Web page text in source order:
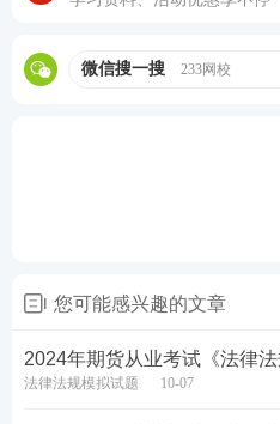
通过刷题，加深巩固，掌
微信搜一搜 233网校
您可能感兴趣的文章
2024年期货从业考试《法律
法律法规模拟试题 10-07